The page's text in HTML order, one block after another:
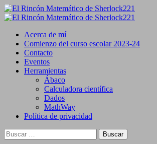
Saltar
al
Primary
Acerca de mí
Comienzo del curso escolar 2023-24
Contacto
Eventos
Herramientas
Ábaco
Calculadora científica
Dados
MathWay
Política de privacidad
Buscar: